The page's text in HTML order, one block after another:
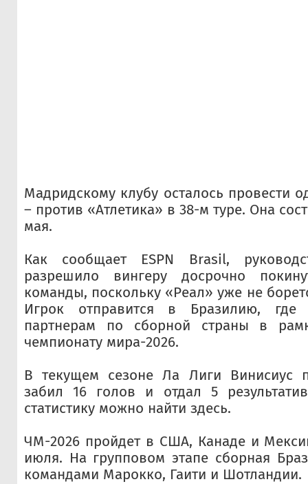
Мадридскому клубу осталось провести
– против «Атлетика» в 38-м туре. Она
мая.
Как сообщает ESPN Brasil,
разрешило вингеру досрочно
команды, поскольку «Реал» уже не
Игрок отправится в Бразилию, где
партнерам по сборной страны в
чемпионату мира-2026.
В текущем сезоне Ла Лиги Винисиус
забил 16 голов и отдал 5
статистику можно найти здесь.
ЧМ-2026 пройдет в США, Канаде и
июля. На групповом этапе сборная
командами Марокко, Гаити и Шотландии.